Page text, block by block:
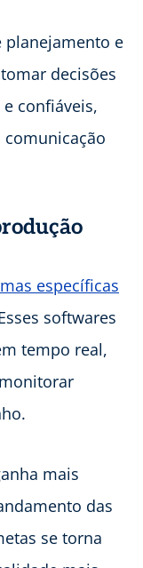
planejamento e
decisões
confiáveis,
específicas
softwares
tempo real,
mais
das
se torna